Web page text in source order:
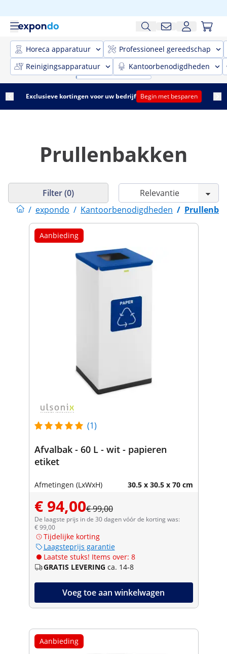
Horeca apparatuur
Professioneel gereedschap
Reinigingsapparatuur
Kantoorbenodigdheden
Exclusieve kortingen voor uw bedrijf Begin met besparen
Prullenbakken
/ expondo / Kantoorbenodigdheden /
Filter (0)
Aanbieding
(1)
Afvalbak - 60 L - wit - papieren
etiket
Afmetingen (LxWxH) 30.5 x 30.5 x 70 cm
€ 94,00€ 99,00
De laagste prijs in de 30 dagen vóór de korting was:
€ 99,00
Tijdelijke korting
Laagsteprijs garantie
Laatste stuks! Items over: 8
GRATIS LEVERING ca. 14-8
Voeg toe aan winkelwagen
Aanbieding